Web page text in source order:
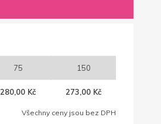
75 150
280,00 Kč 273,00 Kč
Všechny ceny jsou bez DPH